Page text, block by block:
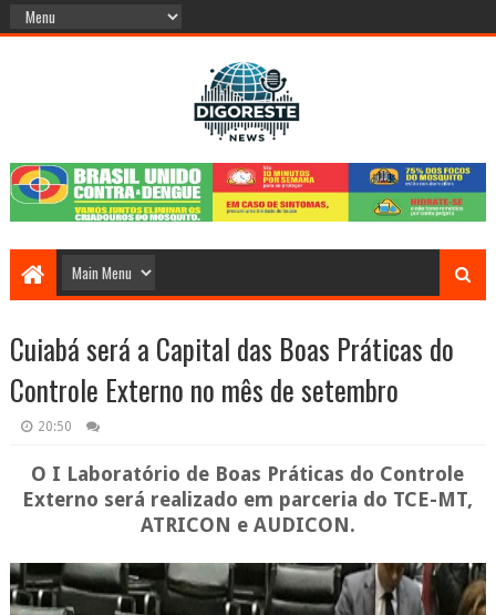
Cuiabá será a Capital das Boas Práticas do
Controle Externo no mês de setembro
20:50
O I Laboratório de Boas Práticas do Controle
Externo será realizado em parceria do TCE-MT,
ATRICON e AUDICON.